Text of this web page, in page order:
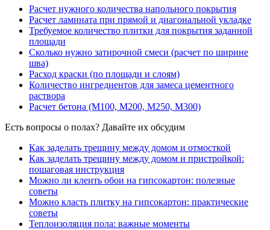
Расчет нужного количества напольного покрытия
Расчет ламината при прямой и диагональной укладке
Требуемое количество плитки для покрытия заданной
площади
Сколько нужно затирочной смеси (расчет по ширине
шва)
Расход краски (по площади и слоям)
Количество ингредиентов для замеса цементного
раствора
Расчет бетона (М100, М200, М250, М300)
Есть вопросы о полах? Давайте их обсудим
Как заделать трещину между домом и отмосткой
Как заделать трещину между домом и пристройкой:
пошаговая инструкция
Можно ли клеить обои на гипсокартон: полезные
советы
Можно класть плитку на гипсокартон: практические
советы
Теплоизоляция пола: важные моменты